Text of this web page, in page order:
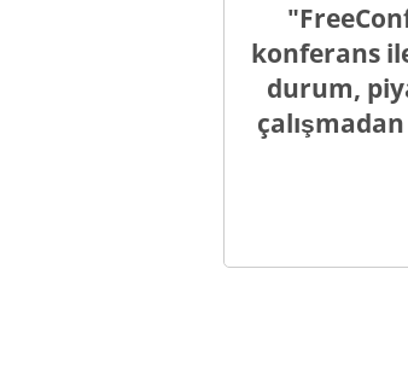
konferans
durum,